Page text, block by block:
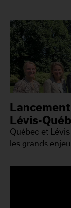
Lévis-
Québec et
les grands